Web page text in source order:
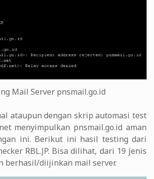
Mail Server pnsmail.go.id
ataupun dengan skrip automasi test
menyimpulkan pnsmail.go.id aman
ini. Berikut ini hasil testing dari
RBL.JP. Bisa dilihat, dari 19 jenis
berhasil/diijinkan mail server.